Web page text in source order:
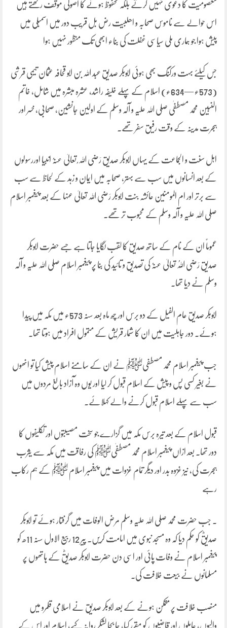
معصومیت کا دعوی نہیں کرتے بلکہ محفوظ ہونے کا اصولی موقف رکھتے ہیں
اس حوالے سے ناموس صحابہ و اھلبیت رض بل قریب دور میں اسمبلی میں
پیش ہوا جو ہماری ملی سیاسی غفلت کی بناء ابھی تک منظور نہیں ہوا
جس کیلئے بہت ورکنگ بھی ہوئی ابوبکر صدیق عبد اللہ بن ابو قحافہ عثمان تیمی قرشی
(573ء —634ء) اسلام کے پہلے خلیفہ راشد، عشرہ مبشرہ میں شامل، خاتم
النبین محمد مصطفٰی صلی اللہ علیہ و آلہ وسلم کے اولین جانشین، صحابی، خسر اور
ہجرت مدینہ کے وقت رفیق سفر تھے۔
اہل سنت و الجماعت کے یہاں ابوبکر صدیق رَضی اللہ ُ تعالیٰ عنہُ انبیا اوررسولوں
کے بعد انسانوں میں سب سے بہتر، صحابہ میں ایمان و زہد کے لحاظ سے سب
سے برتر اور ام المومنین عائشہ بنت ابوبکر رَضی اللہ تعالیٰ عنہا کے بعد پیغمبر اسلام
صلی اللہ علیہ و آلہ وسلم کے محبوب تر تھے۔
عموماً ان کے نام کے ساتھ صدیق کا لقب لگایا جاتا ہے جسے حضرت ابوبکر
صدیق رَضی اللہُ تعالیٰ عنہُ کی تصدیق و تائید کی بنا پر پیغمبر اسلام صلی اللہ علیہ و آلہ
وسلم نے دیا تھا۔
ابوبکر صدیق عام الفیل کے دو برس اور چھ ماہ بعد سنہ 573ء میں مکہ میں پیدا
ہوئے۔ دور جاہلیت میں ان کا شمار قریش کے متمول افراد میں ہوتا تھا۔
جب پیغمبر اسلام محمد مصطفیﷺ نے ان کے سامنے اسلام پیش کیا تو انھوں
نے بغیر کسی پس و پیش کے اسلام قبول کر لیا اور یوں وہ آزاد بالغ مردوں میں
سب سے پہلے اسلام قبول کرنے والے کہلائے۔
قبول اسلام کے بعد تیرہ برس مکہ میں گزارے جو سخت مصیبتوں اور تکلیفوں کا
دور تھا۔ بعد ازاں پیغمبر اسلام محمد مصطفٰیﷺ کی رفاقت میں مکہ سے یثرب
ہجرت کی، نیز غزوہ بدر اور دیگر تمام غزوات میں پیغمبر اسلام ﷺ کے ہم رکاب
رہے
۔ جب حضرت محمد صلی اللہ علیہ وسلم مرض الوفات میں گرفتار ہوئے تو ابوبکر
صدیقؓ کو حکم دیا کہ وہ مسجد نبوی میں امامت کریں۔ پیر 12 ربیع الاول سنہ 11ھ کو
پیغمبر اسلام نے وفات پائی اور اسی دن حضرت ابوبکر صدیقؓ کے ہاتھوں پر
مسلمانوں نے بیعت خلافت کی۔
منصب خلافت پر متمکن ہونے کے بعد ابوبکر صدیق نے اسلامی قلمرو میں
والیوں، عاملوں اور قاضیوں کو مقرر کیا، جا بجا لشکر روانہ کیے، اسلام اور اس کے